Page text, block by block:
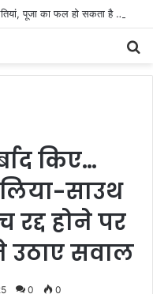
सावन में शिवभक्त भूलकर भी न करें ये 3 गलतियां, पूजा का फल हो सकता है प्रभावित, जानें शिवलिंग पर क्या चढ़ाएं
किए…
साउथ
रद्द होने पर
सवाल
0 0